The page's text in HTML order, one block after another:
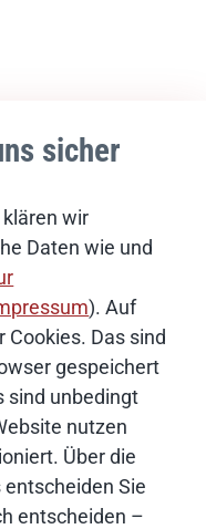
sicher
wir
Daten wie und
). Auf
Das sind
gespeichert
sind unbedingt
nutzen
Über die
Sie
entscheiden –